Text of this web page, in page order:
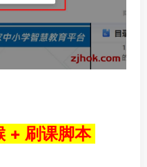
+ 刷课脚本